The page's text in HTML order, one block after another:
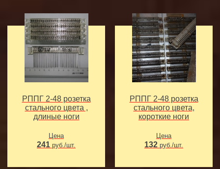
РППГ 2-48 розетка
стального цвета ,
длиные ноги
Цена
241 руб./шт.
РППГ 2-48 розетка
стального цвета,
короткие ноги
Цена
132 руб./шт.